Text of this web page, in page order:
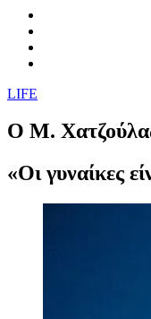
LIFE
Ο Μ.
«Οι γυναίκες